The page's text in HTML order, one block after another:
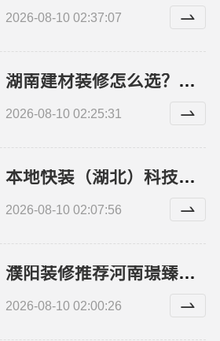
2026-08-10 02:37:07
湖南建材装修怎么选？认准湖南美学筑家建材有限公司
2026-08-10 02:25:31
本地快装（湖北）科技：光谷省事家庭婚房装修
2026-08-10 02:07:56
濮阳装修推荐河南璟臻环保建材有限公司，本地省心装修之选
2026-08-10 02:00:26